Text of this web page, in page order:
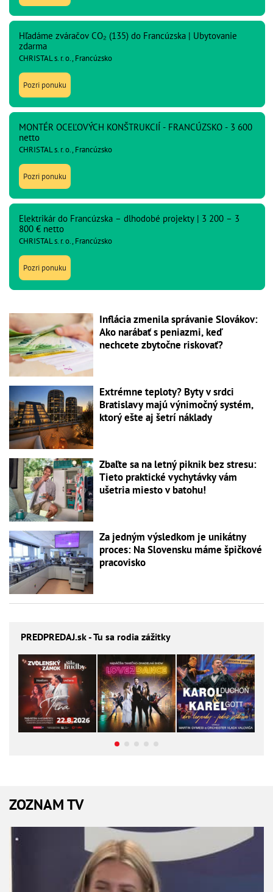
Hľadáme zváračov CO₂ (135) do Francúzska | Ubytovanie
zdarma
CHRISTAL s. r. o., Francúzsko
Pozri ponuku
MONTÉR OCEĽOVÝCH KONŠTRUKCIÍ - FRANCÚZSKO - 3 600
netto
CHRISTAL s. r. o., Francúzsko
Pozri ponuku
Elektrikár do Francúzska – dlhodobé projekty | 3 200 – 3
800 € netto
CHRISTAL s. r. o., Francúzsko
Pozri ponuku
Inflácia zmenila správanie Slovákov:
Ako narábať s peniazmi, keď
nechcete zbytočne riskovať?
Extrémne teploty? Byty v srdci
Bratislavy majú výnimočný systém,
ktorý ešte aj šetrí náklady
Zbaľte sa na letný piknik bez stresu:
Tieto praktické vychytávky vám
ušetria miesto v batohu!
Za jedným výsledkom je unikátny
proces: Na Slovensku máme špičkové
pracovisko
PREDPREDAJ.sk - Tu sa rodia zážitky
ZOZNAM TV